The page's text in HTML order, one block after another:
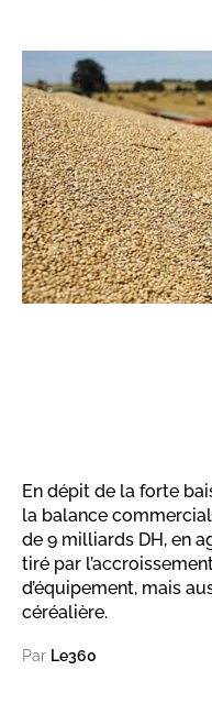
En dépit de la forte
la balance
de 9 milliards DH, en
tiré par
d’équipement, mais
céréalière.
Par Le360